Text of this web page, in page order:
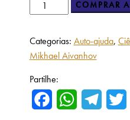
COMPRAR
Categorias: Auto-ajuda,
Mikhael Aivanhov
Partilhe:
FacebookWhatsApp